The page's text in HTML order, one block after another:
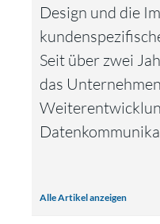
Design und die
Seit über zwei
das
Alle Artikel anzeigen